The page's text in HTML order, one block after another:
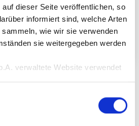
dieser Seite veröffentlichen, so
informiert sind, welche Arten
wie wir sie verwenden
sie weitergegeben werden
verwaltete Website verwendet
Sie gewährleisten das normale
indem sie grundlegende